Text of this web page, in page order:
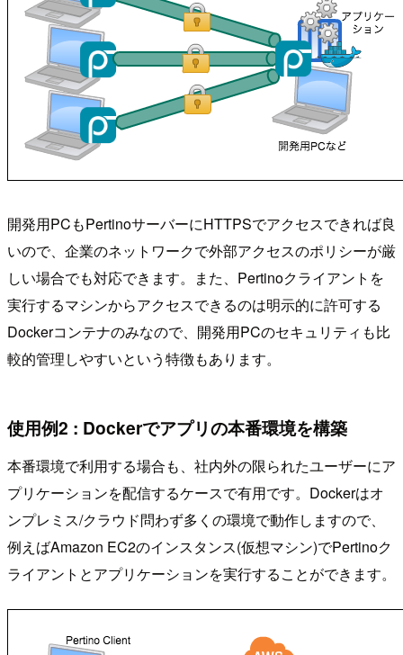
開発用PCもPertinoサーバーにHTTPSでアクセスできれば良
いので、企業のネットワークで外部アクセスのポリシーが厳
しい場合でも対応できます。また、Pertinoクライアントを
実行するマシンからアクセスできるのは明示的に許可する
Dockerコンテナのみなので、開発用PCのセキュリティも比
較的管理しやすいという特徴もあります。
使用例2 : Dockerでアプリの本番環境を構築
本番環境で利用する場合も、社内外の限られたユーザーにア
プリケーションを配信するケースで有用です。Dockerはオ
ンプレミス/クラウド問わず多くの環境で動作しますので、
例えばAmazon EC2のインスタンス(仮想マシン)でPertinoク
ライアントとアプリケーションを実行することができます。